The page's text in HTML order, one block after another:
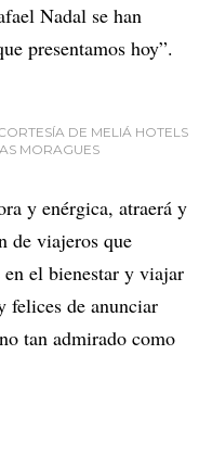
Nadal se han
presentamos hoy”.
DE MELIÁ HOTELS
MORAGUES
y enérgica, atraerá y
de viajeros que
en el bienestar y viajar
felices de anunciar
tan admirado como